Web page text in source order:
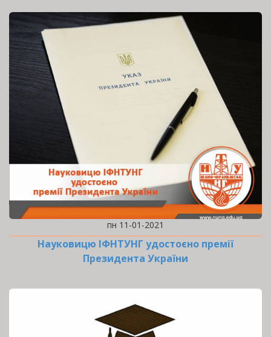
пн 11-01-2021
Науковицю ІФНТУНГ удостоєно премії
Президента України